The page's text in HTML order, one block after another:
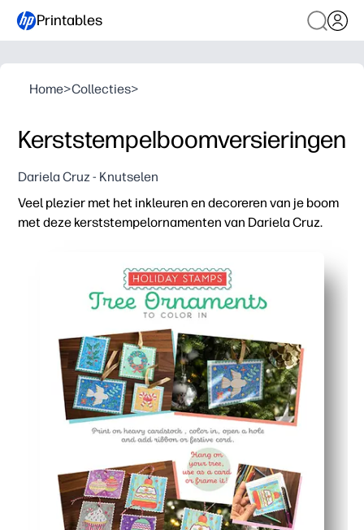
Printables
Home>Collecties>
Kerststempelboomversieringen
Dariela Cruz - Knutselen
Veel plezier met het inkleuren en decoreren van je boom
met deze kerststempelornamenten van Dariela Cruz.
Betrek kinderen van alle leeftijden met ontwerpen in
Ontwikkelt fijne motoriek en creativiteit terwijl je je
Veelzijdig voor thuis, in de klas of op feestjes -